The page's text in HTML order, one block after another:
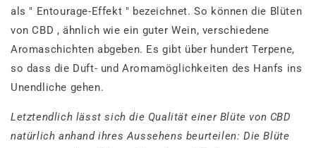
als " Entourage-Effekt " bezeichnet. So können die Blüten
von CBD , ähnlich wie ein guter Wein, verschiedene
Aromaschichten abgeben. Es gibt über hundert Terpene,
so dass die Duft- und Aromamöglichkeiten des Hanfs ins
Unendliche gehen.
Letztendlich lässt sich die Qualität einer Blüte von CBD
natürlich anhand ihres Aussehens beurteilen: Die Blüte